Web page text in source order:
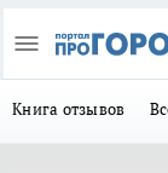
Книга отзывов